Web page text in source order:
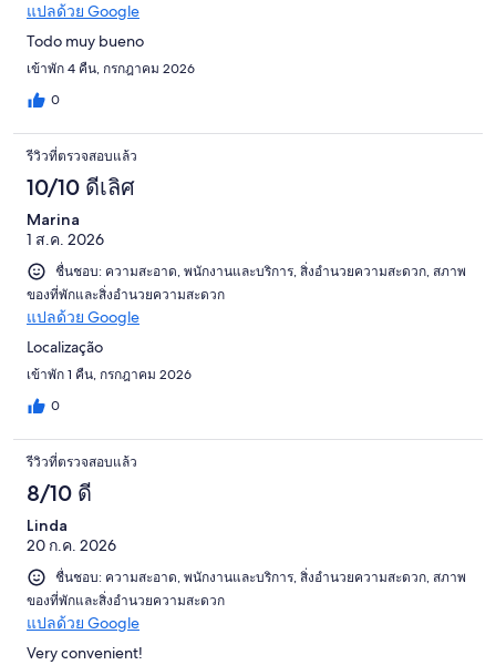
แปลด้วย Google
Todo muy bueno
เข้าพัก 4 คืน, กรกฎาคม 2026
0
รีวิวที่ตรวจสอบแล้ว
10/10 ดีเลิศ
Marina
1 ส.ค. 2026
ชื่นชอบ: ความสะอาด, พนักงานและบริการ, สิ่งอำนวยความสะดวก, สภาพ
ของที่พักและสิ่งอำนวยความสะดวก
แปลด้วย Google
Localização
เข้าพัก 1 คืน, กรกฎาคม 2026
0
รีวิวที่ตรวจสอบแล้ว
8/10 ดี
Linda
20 ก.ค. 2026
ชื่นชอบ: ความสะอาด, พนักงานและบริการ, สิ่งอำนวยความสะดวก, สภาพ
ของที่พักและสิ่งอำนวยความสะดวก
แปลด้วย Google
Very convenient!